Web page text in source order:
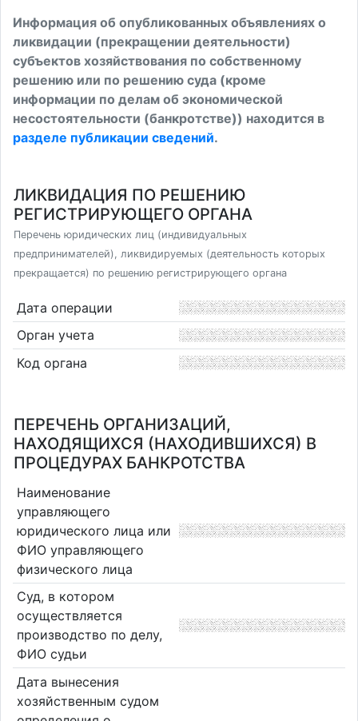
Информация об опубликованных объявлениях о
ликвидации (прекращении деятельности)
субъектов хозяйствования по собственному
решению или по решению суда (кроме
информации по делам об экономической
несостоятельности (банкротстве)) находится в
разделе публикации сведений.
ЛИКВИДАЦИЯ ПО РЕШЕНИЮ
РЕГИСТРИРУЮЩЕГО ОРГАНА
Перечень юридических лиц (индивидуальных
предпринимателей), ликвидируемых (деятельность которых
прекращается) по решению регистрирующего органа
Дата операции
Орган учета
Код органа
ПЕРЕЧЕНЬ ОРГАНИЗАЦИЙ,
НАХОДЯЩИХСЯ (НАХОДИВШИХСЯ) В
ПРОЦЕДУРАХ БАНКРОТСТВА
Наименование
управляющего
юридического лица или
ФИО управляющего
физического лица
Суд, в котором
осуществляется
производство по делу,
ФИО судьи
Дата вынесения
хозяйственным судом